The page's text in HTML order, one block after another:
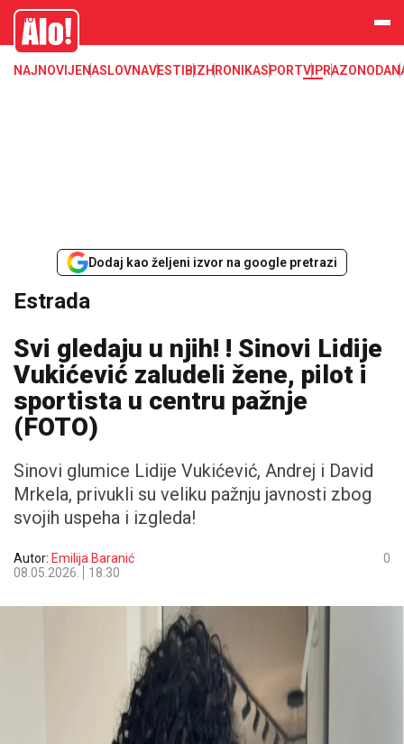
Estrada, poznati, VIP
Alo
NAJNOVIJENASLOVNAVESTI BIZHRONIKASPORTVIPRAZONODA
Dodaj kao željeni izvor na google pretrazi
Estrada
Svi gledaju u njih! ! Sinovi Lidije
Vukićević zaludeli žene, pilot i
sportista u centru pažnje
(FOTO)
Sinovi glumice Lidije Vukićević, Andrej i David
Mrkela, privukli su veliku pažnju javnosti zbog
svojih uspeha i izgleda!
Autor: Emilija Baranić
08.05.2026.
18:30
0